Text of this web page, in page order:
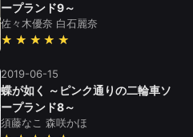
ープランド9～
佐々木優奈 白石麗奈
★★★★★
2019-06-15
蝶が如く ～ピンク通りの二輪車ソ
ープランド8～
須藤なこ 森咲かほ